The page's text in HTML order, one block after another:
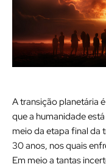
A transição planetária
que a humanidade
meio da etapa final da
30 anos, nos quais
Em meio a tantas